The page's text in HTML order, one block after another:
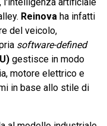
Reinova ha infatti
del veicolo,
software-defined
gestisce in modo
motore elettrico e
in base allo stile di